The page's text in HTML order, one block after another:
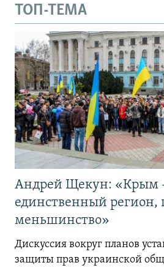
ТОП-ТЕМА
Андрей Щекун: «Крым
единственный регион,
меньшинство»
Дискуссия вокруг планов
защиты прав украинской